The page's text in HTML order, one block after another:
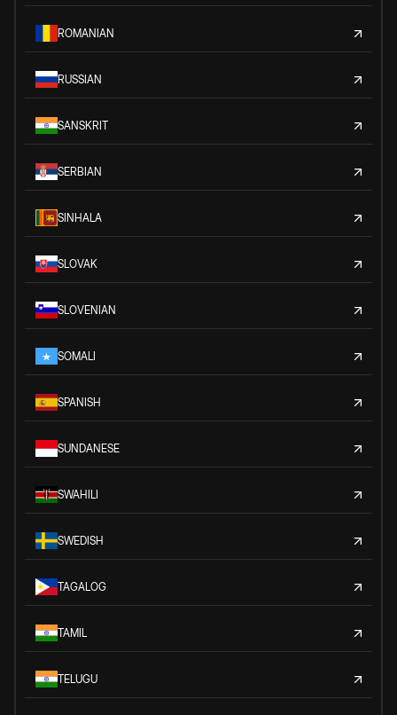
ROMANIAN
RUSSIAN
SANSKRIT
SERBIAN
SINHALA
SLOVAK
SLOVENIAN
SOMALI
SPANISH
SUNDANESE
SWAHILI
SWEDISH
TAGALOG
TAMIL
TELUGU